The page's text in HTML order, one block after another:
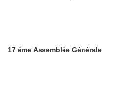
17 éme Assemblée Générale